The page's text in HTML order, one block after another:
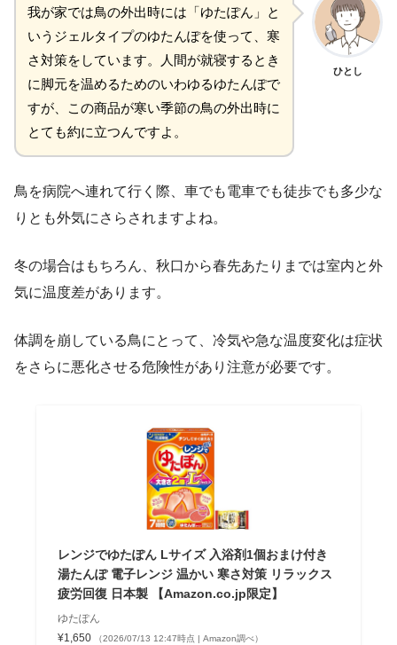
我が家では鳥の外出時には「ゆたぽん」と
いうジェルタイプのゆたんぽを使って、寒
さ対策をしています。人間が就寝するとき
に脚元を温めるためのいわゆるゆたんぽで
すが、この商品が寒い季節の鳥の外出時に
とても約に立つんですよ。
ひとし
鳥を病院へ連れて行く際、車でも電車でも徒歩でも多少な
りとも外気にさらされますよね。
冬の場合はもちろん、秋口から春先あたりまでは室内と外
気に温度差があります。
体調を崩している鳥にとって、冷気や急な温度変化は症状
をさらに悪化させる危険性があり注意が必要です。
レンジでゆたぽん Lサイズ 入浴剤1個おまけ付き
湯たんぽ 電子レンジ 温かい 寒さ対策 リラックス
疲労回復 日本製 【Amazon.co.jp限定】
ゆたぽん
¥1,650
（2026/07/13 12:47時点 | Amazon調べ）